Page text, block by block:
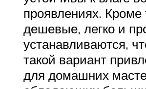
проявлениях. Кроме
дешевые, легко и
устанавливаются,
такой вариант
для домашних